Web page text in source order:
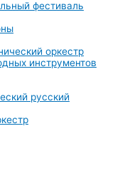
фестиваль
оркестр
инструментов
русский